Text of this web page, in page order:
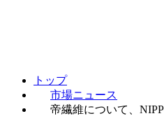
トップ
市場ニュース
帝繊維について、